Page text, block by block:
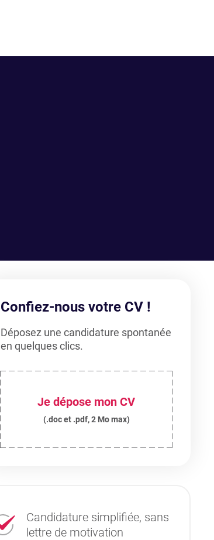
Confiez-nous votre CV !
Déposez une candidature spontanée
en quelques clics.
Je dépose mon CV
(.doc et .pdf, 2 Mo max)
Candidature simplifiée, sans
lettre de motivation